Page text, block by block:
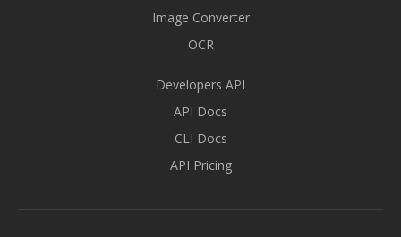
Image Converter
OCR
Developers API
API Docs
CLI Docs
API Pricing